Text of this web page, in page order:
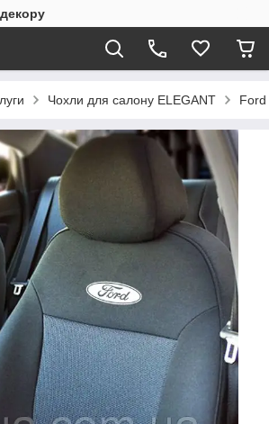
Чохли для салону ELEGANT Ford